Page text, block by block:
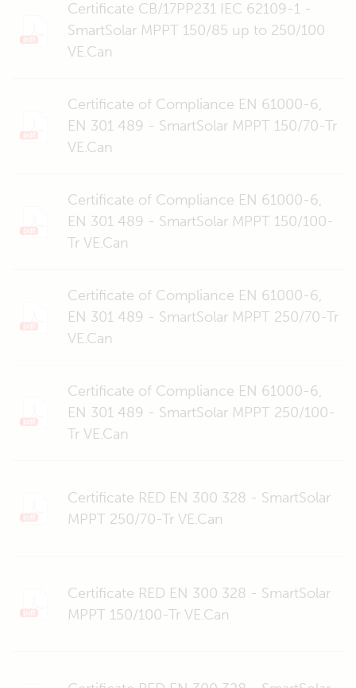
Certificate CB/17PP231 IEC 62109-1 -
SmartSolar MPPT 150/85 up to 250/100
VE.Can
Certificate of Compliance EN 61000-6,
EN 301 489 - SmartSolar MPPT 150/70-Tr
VE.Can
Certificate of Compliance EN 61000-6,
EN 301 489 - SmartSolar MPPT 150/100-
Tr VE.Can
Certificate of Compliance EN 61000-6,
EN 301 489 - SmartSolar MPPT 250/70-Tr
VE.Can
Certificate of Compliance EN 61000-6,
EN 301 489 - SmartSolar MPPT 250/100-
Tr VE.Can
Certificate RED EN 300 328 - SmartSolar
MPPT 250/70-Tr VE.Can
Certificate RED EN 300 328 - SmartSolar
MPPT 150/100-Tr VE.Can